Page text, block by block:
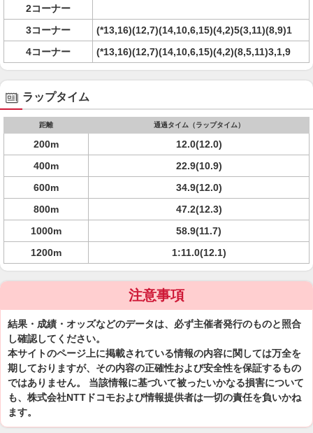
2コーナー
3コーナー
(*13,16)(12,7)(14,10,6,15)(4,2)5(3,11)(8,9)1
4コーナー
(*13,16)(12,7)(14,10,6,15)(4,2)(8,5,11)3,1,9
ラップタイム
距離 通過タイム（ラップタイム）
200m
12.0(12.0)
400m
22.9(10.9)
600m
34.9(12.0)
800m
47.2(12.3)
1000m
58.9(11.7)
1200m
1:11.0(12.1)
注意事項
結果・成績・オッズなどのデータは、必ず主催者発行のものと照合
し確認してください。
本サイトのページ上に掲載されている情報の内容に関しては万全を
期しておりますが、その内容の正確性および安全性を保証するもの
ではありません。 当該情報に基づいて被ったいかなる損害について
も、株式会社NTTドコモおよび情報提供者は一切の責任を負いかね
ます。